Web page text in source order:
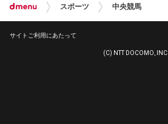
スポーツ 中央競馬
サイトご利用にあたって
(C) NTT DOCOMO, INC.